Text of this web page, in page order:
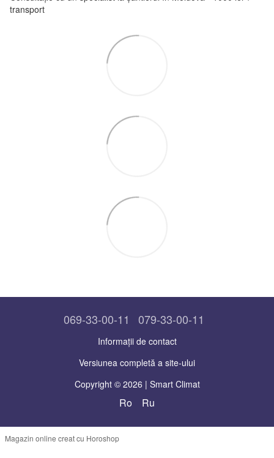
transport
069-33-00-11 079-33-00-11
Informații de contact
Versiunea completă a site-ului
Copyright © 2026 | Smart Climat
Ro Ru
Magazin online creat cu Horoshop